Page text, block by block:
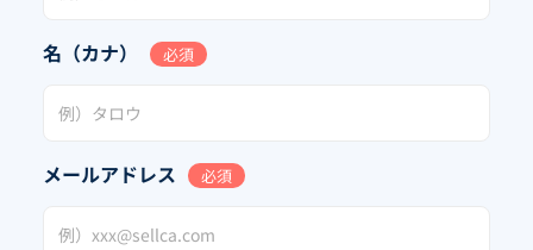
名（カナ） 必須
メールアドレス 必須